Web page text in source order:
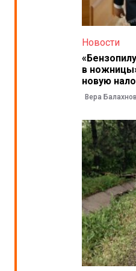
Новости
в
новую
Вера